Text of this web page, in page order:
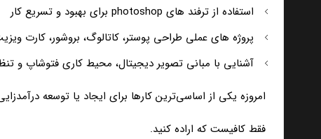
استفاده از ترفند های photoshop برای بهبود و تسریع کار
پروژه های عملی طراحی پوستر، کاتالوگ، بروشور، کارت
آشنایی با مبانی تصویر دیجیتال، محیط کاری فتوشاپ و
امروزه یکی از اساسی‌ترین کارها برای ایجاد یا توسعه
فقط کافیست که اراده کنید.